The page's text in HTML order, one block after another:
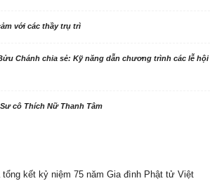
với các thầy trụ trì
Chánh chia sẻ: Kỹ năng dẫn chương trình các lễ hội
cô Thích Nữ Thanh Tâm
tổng kết kỷ niệm 75 năm Gia đình Phật tử Việt